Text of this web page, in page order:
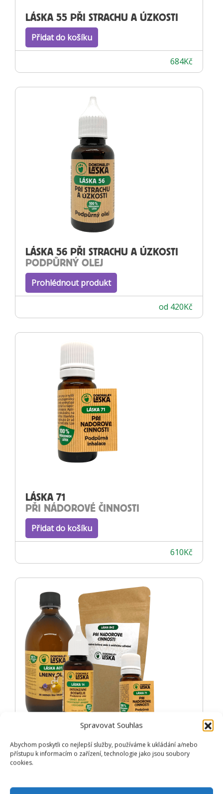
Spravovat Souhlas
Abychom poskytli co nejlepší služby, používáme k ukládání a/nebo
přístupu k informacím o zařízení, technologie jako jsou soubory
cookies.
LÁSKA 55 PŘI STRACHU A ÚZKOSTI
Přidat do košíku
684Kč
LÁSKA 56 PŘI STRACHU A ÚZKOSTI
PODPŮRNÝ OLEJ
Prohlédnout produkt
od 420Kč
LÁSKA 71
PŘI NÁDOROVÉ ČINNOSTI
Přidat do košíku
610Kč
PŘI NÁDOROVÉ ČINNOSTI /
ZVÝHODNĚNÝ SET
OPTIMÁLNÍ KOMBINACE PŘÍPRAVKŮ
Přidat do košíku